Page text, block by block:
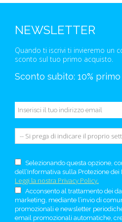
NEWSLETTER
Quando ti iscrivi ti invieremo un
sconto sul tuo primo acquisto.
Sconto subito: 10%
Selezionando questa opzione,
dell’Informativa sulla Protezione dei
Leggi la nostra Privacy Policy.
Acconsento al trattamento dei
marketing, mediante l’invio di
promozionali e newsletter
email promozionali automatiche,